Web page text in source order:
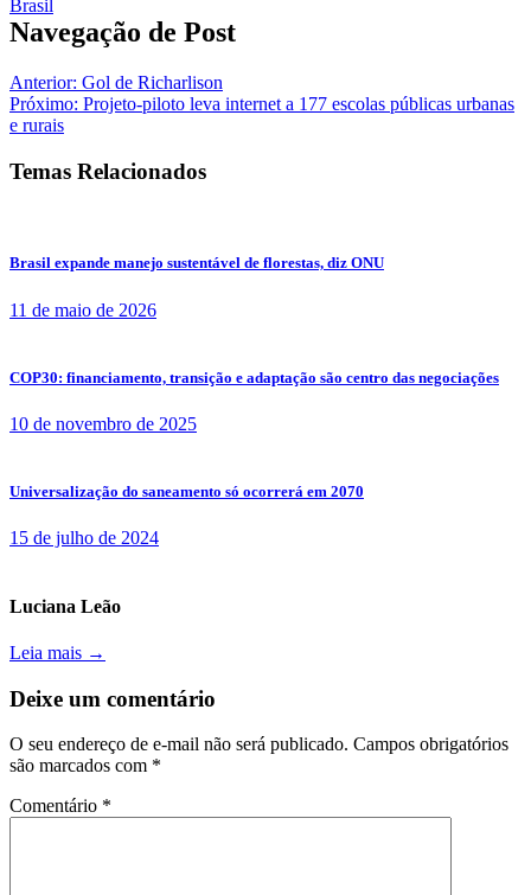
Navegação de Post
Anterior: Gol de Richarlison
Próximo: Projeto-piloto leva internet a 177 escolas públicas urbanas
e rurais
Temas Relacionados
Brasil expande manejo sustentável de florestas, diz ONU
11 de maio de 2026
COP30: financiamento, transição e adaptação são centro das negociações
10 de novembro de 2025
Universalização do saneamento só ocorrerá em 2070
15 de julho de 2024
Luciana Leão
Leia mais →
Deixe um comentário
O seu endereço de e-mail não será publicado. Campos obrigatórios
são marcados com *
Comentário *